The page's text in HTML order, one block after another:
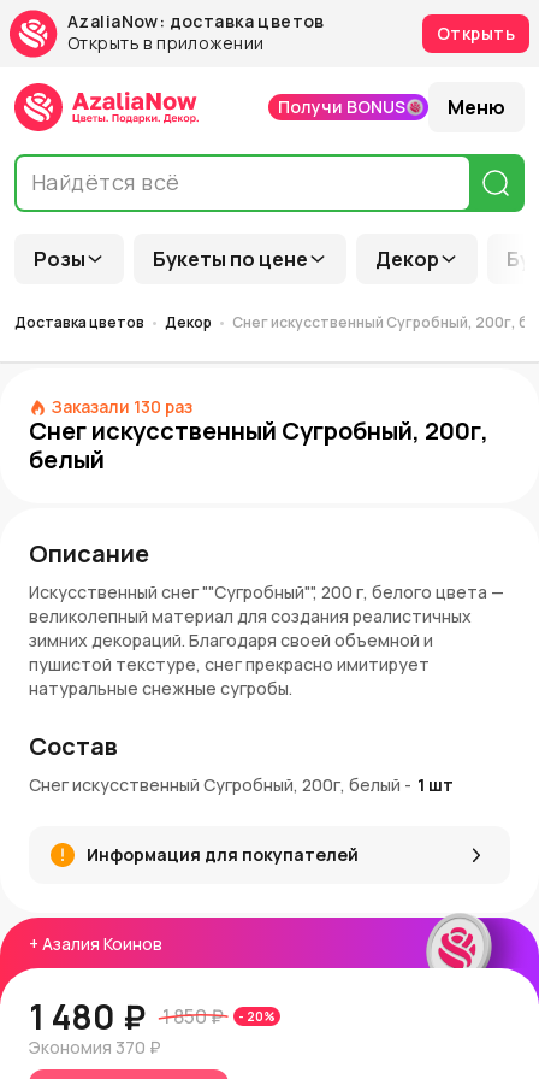
AzaliaNow: доставка цветов
Открыть в приложении
Открыть
Розы Букеты по цене Декор
Получи BONUS Меню
Доставка цветов Декор Снег искусственный Сугробный, 200г,
Заказали 130 раз
Снег искусственный Сугробный, 200г,
белый
+ Азалия Коинов
1 480 ₽ 1 850 ₽ - 20%
Экономия 370 ₽
Описание
Искусственный снег ""Сугробный"", 200 г, белого цвета —
великолепный материал для создания реалистичных
зимних декораций. Благодаря своей объемной и
пушистой текстуре, снег прекрасно имитирует
натуральные снежные сугробы.
Цвет: Белый.
настоящий снег.
Реалистичность: Создает эффект настоящего
снега.
Простота использования: Легко распределяется и
Экологичность: Безопасный для использования
материал.
Универсальность: Подходит для самых
Состав
Снег искусственный Сугробный, 200г, белый - 1 шт
Информация для покупателей